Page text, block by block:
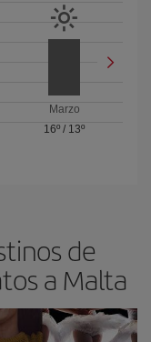
Marzo
16º / 13º
de
a Malta